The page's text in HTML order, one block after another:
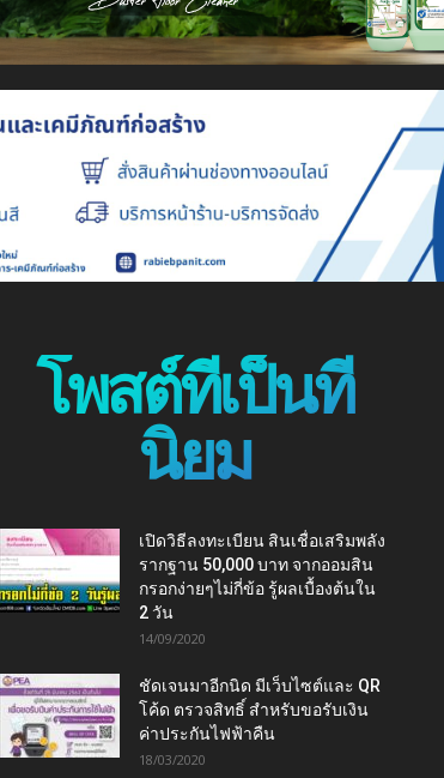
โพสต์ที่เป็นที่
นิยม
เปิดวิธีลงทะเบียน สินเชื่อเสริมพลัง
รากฐาน 50,000 บาท จากออมสิน
กรอกง่ายๆไม่กี่ข้อ รู้ผลเบื้องต้นใน
2 วัน
14/09/2020
ชัดเจนมาอีกนิด มีเว็บไซต์และ QR
โค้ด ตรวจสิทธิ์ สำหรับขอรับเงิน
ค่าประกันไฟฟ้าคืน
18/03/2020